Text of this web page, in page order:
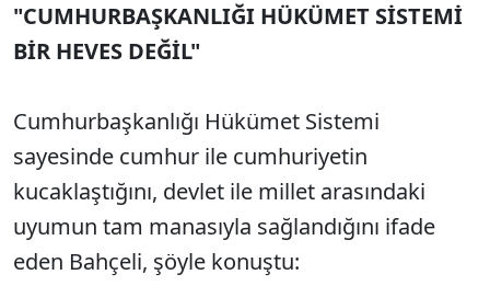
"CUMHURBAŞKANLIĞI HÜKÜMET SİSTEMİ
BİR HEVES DEĞİL"
Cumhurbaşkanlığı Hükümet Sistemi
sayesinde cumhur ile cumhuriyetin
kucaklaştığını, devlet ile millet arasındaki
uyumun tam manasıyla sağlandığını ifade
eden Bahçeli, şöyle konuştu: